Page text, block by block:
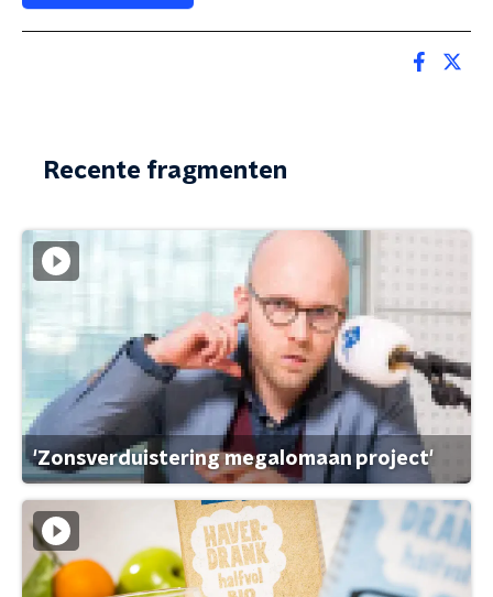
Recente fragmenten
'Zonsverduistering megalomaan project'